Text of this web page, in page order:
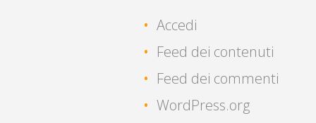
Accedi
Feed dei contenuti
Feed dei commenti
WordPress.org